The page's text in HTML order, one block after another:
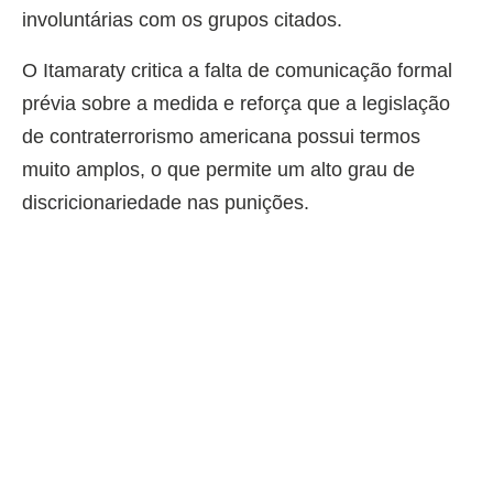
involuntárias com os grupos citados.
O Itamaraty critica a falta de comunicação formal
prévia sobre a medida e reforça que a legislação
de contraterrorismo americana possui termos
muito amplos, o que permite um alto grau de
discricionariedade nas punições.